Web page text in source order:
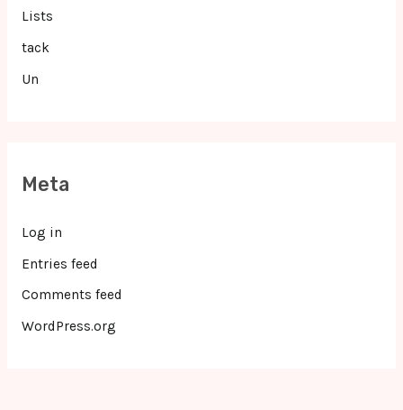
Lists
tack
Un
Meta
Log in
Entries feed
Comments feed
WordPress.org